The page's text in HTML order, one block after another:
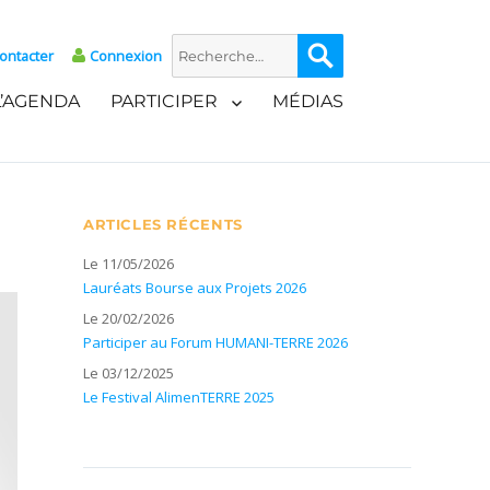
Connexion
Recherche
pour :
PARTICIPER MÉDIAS
ARTICLES RÉCENTS
Le 11/05/2026
Lauréats Bourse aux Projets 2026
Le 20/02/2026
Participer au Forum HUMANI-TERRE 2026
Le 03/12/2025
Le Festival AlimenTERRE 2025